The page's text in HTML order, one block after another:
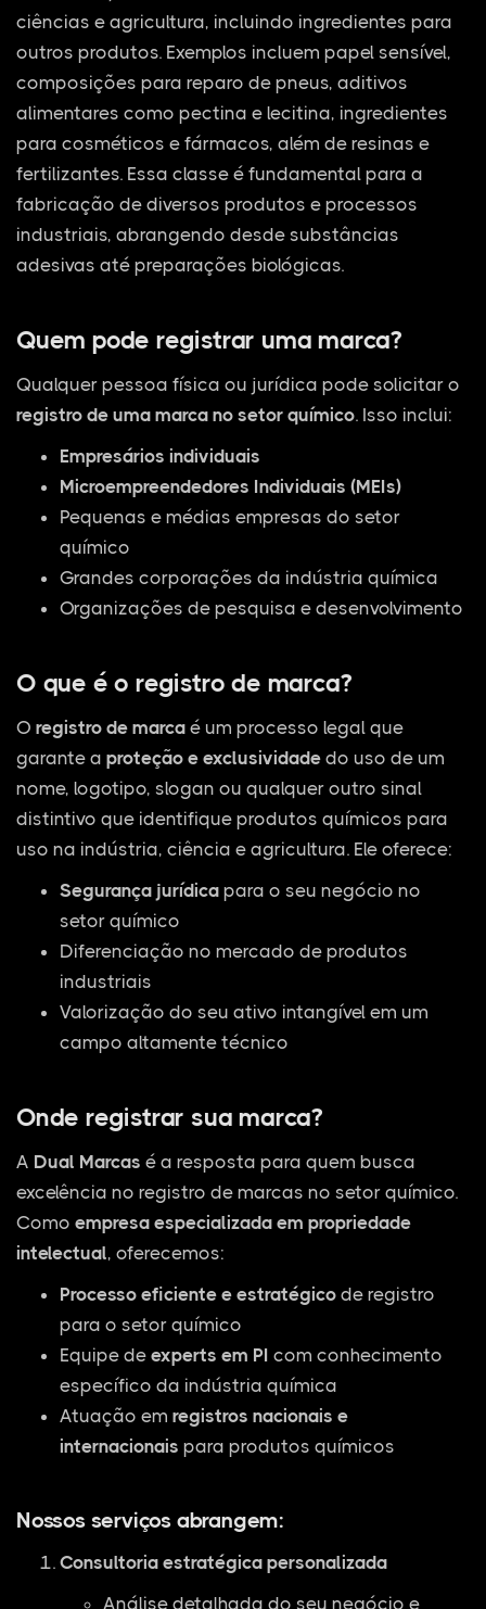
ciências e agricultura, incluindo ingredientes para
outros produtos. Exemplos incluem papel sensível,
composições para reparo de pneus, aditivos
alimentares como pectina e lecitina, ingredientes
para cosméticos e fármacos, além de resinas e
fertilizantes. Essa classe é fundamental para a
fabricação de diversos produtos e processos
industriais, abrangendo desde substâncias
adesivas até preparações biológicas.
Quem pode registrar uma marca?
Qualquer pessoa física ou jurídica pode solicitar o
registro de uma marca no setor químico. Isso inclui:
Empresários individuais
Microempreendedores Individuais (MEIs)
Pequenas e médias empresas do setor
químico
Grandes corporações da indústria química
Organizações de pesquisa e desenvolvimento
O que é o registro de marca?
O registro de marca é um processo legal que
garante a proteção e exclusividade do uso de um
nome, logotipo, slogan ou qualquer outro sinal
distintivo que identifique produtos químicos para
uso na indústria, ciência e agricultura. Ele oferece:
Segurança jurídica para o seu negócio no
setor químico
Diferenciação no mercado de produtos
industriais
Valorização do seu ativo intangível em um
campo altamente técnico
Onde registrar sua marca?
A Dual Marcas é a resposta para quem busca
excelência no registro de marcas no setor químico.
Como empresa especializada em propriedade
intelectual, oferecemos:
Processo eficiente e estratégico de registro
para o setor químico
Equipe de experts em PI com conhecimento
específico da indústria química
Atuação em registros nacionais e
internacionais para produtos químicos
Nossos serviços abrangem:
Consultoria estratégica personalizada
Análise detalhada do seu negócio e